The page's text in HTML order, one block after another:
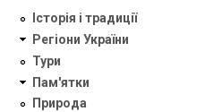
Історія і традиції
Регіони України
Тури
Пам'ятки
Природа